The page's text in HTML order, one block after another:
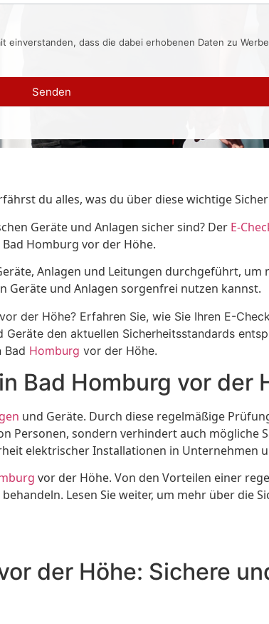
einverstanden, dass die dabei erhobenen Daten zu
Senden
du alles, was du über diese wichtige
Geräte und Anlagen sicher sind? Der E-
Homburg vor der Höhe.
Anlagen und Leitungen durchgeführt,
Geräte und Anlagen sorgenfrei nutzen kannst.
der Höhe? Erfahren Sie, wie Sie Ihren E-
den aktuellen Sicherheitsstandards
Bad Homburg vor der Höhe.
Bad Homburg vor der
und Geräte. Durch diese regelmäßige
sondern verhindert auch mögliche
elektrischer Installationen in Unternehmen
vor der Höhe. Von den Vorteilen einer
Lesen Sie weiter, um mehr über die
der Höhe: Sichere